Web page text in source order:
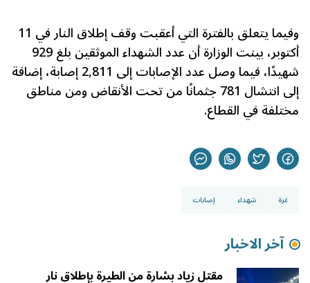
وفيما يتعلق بالفترة التي أعقبت وقف إطلاق النار في 11
أكتوبر، بينت الوزارة أن عدد الشهداء الموثقين بلغ 929
شهيدًا، فيما وصل عدد الإصابات إلى 2,811 إصابة، إضافة
إلى انتشال 781 جثمانًا من تحت الأنقاض ومن مناطق
مختلفة في القطاع.
غزة شهداء إصابات
آخر الاخبار
مقتل زياد بشارة من الطيرة بإطلاق نار